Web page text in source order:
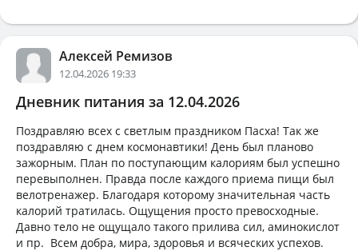
Алексей Ремизов
12.04.2026 19:33
Дневник питания за 12.04.2026
Поздравляю всех с светлым праздником Пасха! Так же
поздравляю с днем космонавтики! День был планово
зажорным. План по поступающим калориям был успешно
перевыполнен. Правда после каждого приема пищи был
велотренажер. Благодаря которому значительная часть
калорий тратилась. Ощущения просто превосходные.
Давно тело не ощущало такого прилива сил, аминокислот
и пр. Всем добра, мира, здоровья и всяческих успехов.